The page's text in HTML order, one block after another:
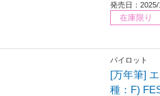
発売日：
在庫限り
パイロット
[万年筆]
種：F)